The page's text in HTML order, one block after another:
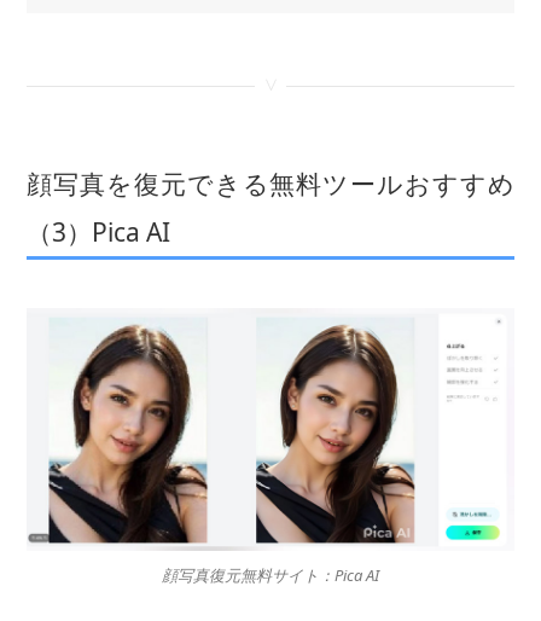
顔写真を復元できる無料ツールおすすめ
（3）Pica AI
顔写真復元無料サイト：Pica AI